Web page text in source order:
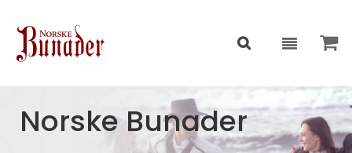
Norske Bunader